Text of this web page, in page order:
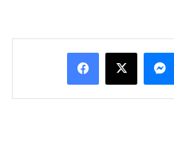
Facebook
X